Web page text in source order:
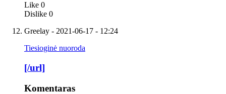
Like 0
Dislike 0
Greelay - 2021-06-17 - 12:24
Tiesioginė nuoroda
[/url]
Komentaras